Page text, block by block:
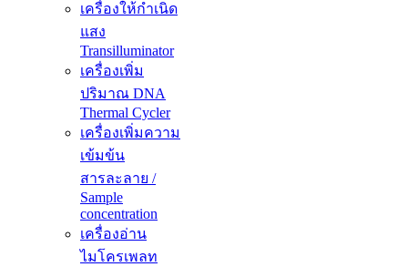
เครื่องให้กำเนิด
แสง
Transilluminator
เครื่องเพิ่ม
ปริมาณ DNA
Thermal Cycler
เครื่องเพิ่มความ
เข้มข้น
สารละลาย /
Sample
concentration
เครื่องอ่าน
ไมโครเพลท